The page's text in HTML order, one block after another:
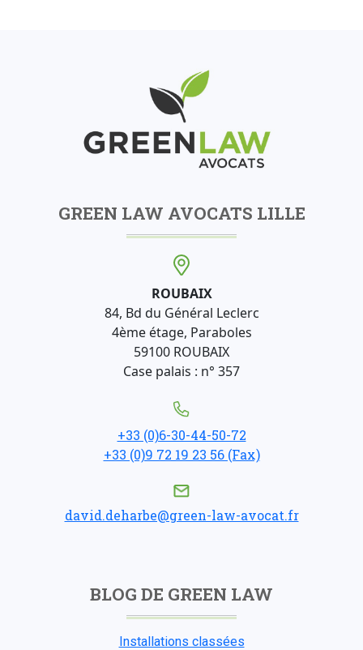
GREEN LAW AVOCATS LILLE
ROUBAIX
84, Bd du Général Leclerc
4ème étage, Paraboles
59100 ROUBAIX
Case palais : n° 357
+33 (0)6-30-44-50-72
+33 (0)9 72 19 23 56 (Fax)
david.deharbe@green-law-avocat.fr
BLOG DE GREEN LAW
Installations classées